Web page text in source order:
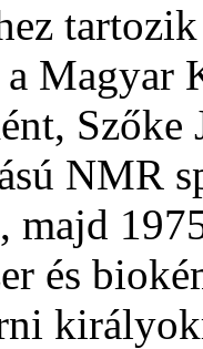
Magyar
Szőke
NMR
majd
és